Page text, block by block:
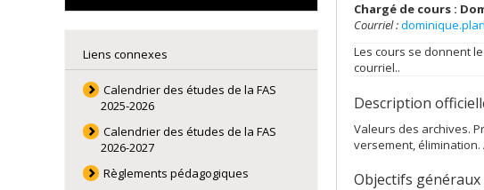
Chargé de cours :
Courriel :
Les cours se donnent
courriel..
Description
Valeurs des archives.
versement,
Objectifs généraux
Liens connexes
Calendrier des études de la FAS
2025-2026
Calendrier des études de la FAS
2026-2027
Règlements pédagogiques